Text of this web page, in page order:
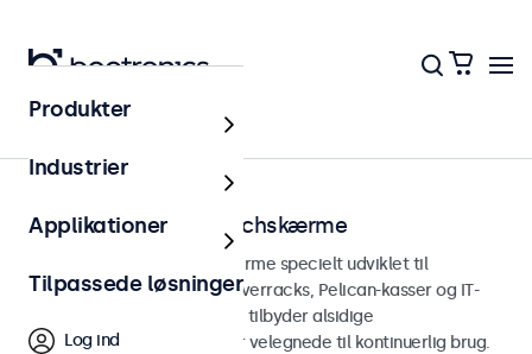
Hjem
Rackmonterbare touchskærme
Rackmonterbare touchskærme specielt udviklet til
integration i 19-tommer serverracks, Pelican-kasser og IT-
miljøer. Disse touchskærme tilbyder alsidige
tilslutningsmuligheder og er velegnede til kontinuerlig brug.
Produkter
Industrier
Applikationer
Tilpassede løsninger
Log ind